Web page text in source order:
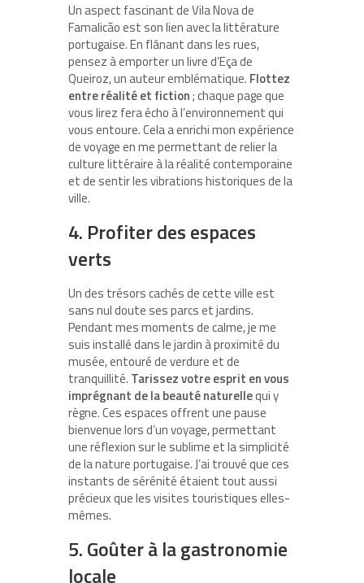
Un aspect fascinant de Vila Nova de
Famalicão est son lien avec la littérature
portugaise. En flânant dans les rues,
pensez à emporter un livre d’Eça de
Queiroz, un auteur emblématique. Flottez
entre réalité et fiction; chaque page que
vous lirez fera écho à l’environnement qui
vous entoure. Cela a enrichi mon expérience
de voyage en me permettant de relier la
culture littéraire à la réalité contemporaine
et de sentir les vibrations historiques de la
ville.
4. Profiter des espaces
verts
Un des trésors cachés de cette ville est
sans nul doute ses parcs et jardins.
Pendant mes moments de calme, je me
suis installé dans le jardin à proximité du
musée, entouré de verdure et de
tranquillité. Tarissez votre esprit en vous
imprégnant de la beauté naturellequi y
règne. Ces espaces offrent une pause
bienvenue lors d’un voyage, permettant
une réflexion sur le sublime et la simplicité
de la nature portugaise. J’ai trouvé que ces
instants de sérénité étaient tout aussi
précieux que les visites touristiques elles-
mêmes.
5. Goûter à la gastronomie
locale